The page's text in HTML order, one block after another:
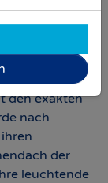
Von
des
den exakten
nach
der
leuchtende